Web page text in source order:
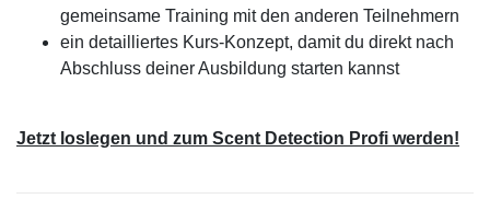
gemeinsame Training mit den anderen Teilnehmern
ein detailliertes Kurs-Konzept, damit du direkt nach
Abschluss deiner Ausbildung starten kannst
Jetzt loslegen und zum Scent Detection Profi werden!